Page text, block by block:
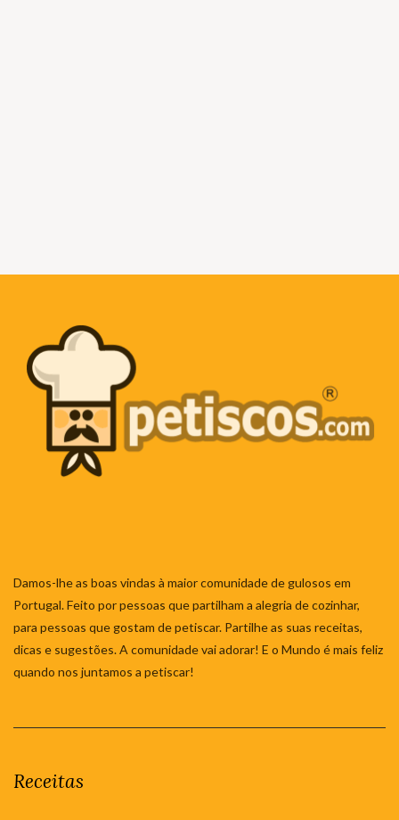
Damos-lhe as boas vindas à maior comunidade de gulosos em
Portugal. Feito por pessoas que partilham a alegria de cozinhar,
para pessoas que gostam de petiscar. Partilhe as suas receitas,
dicas e sugestões. A comunidade vai adorar! E o Mundo é mais feliz
quando nos juntamos a petiscar!
Receitas